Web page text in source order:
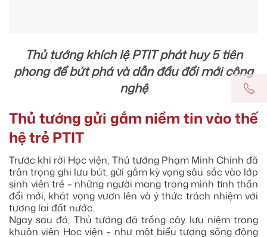
Thủ tướng khích lệ PTIT phát huy 5 tiên
phong để bứt phá và dẫn đầu đổi mới công
nghệ
Thủ tướng gửi gắm niềm tin vào thế
hệ trẻ PTIT
Trước khi rời Học viện, Thủ tướng Phạm Minh Chính đã
trân trọng ghi lưu bút, gửi gắm kỳ vọng sâu sắc vào lớp
sinh viên trẻ – những người mang trong mình tinh thần
đổi mới, khát vọng vươn lên và ý thức trách nhiệm với
tương lai đất nước.
Ngay sau đó, Thủ tướng đã trồng cây lưu niệm trong
khuôn viên Học viện – như một biểu tượng sống động